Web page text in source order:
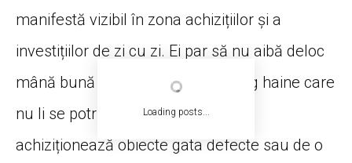
Loading posts...
manifestă vizibil în zona achizițiilor și a
investițiilor de zi cu zi. Ei par să nu aibă deloc
mână bună la cumpărături: fie aleg haine care
nu li se potrivesc ca mărime, fie
achiziționează obiecte gata defecte sau de o